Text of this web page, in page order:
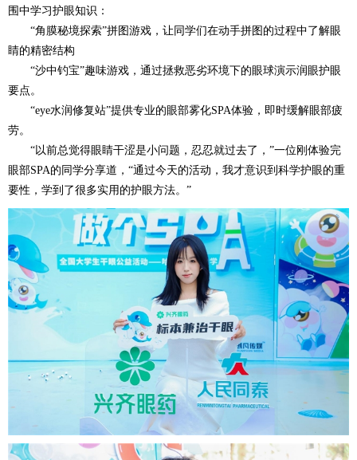
围中学习护眼知识：
“角膜秘境探索”拼图游戏，让同学们在动手拼图的过程中了解眼
睛的精密结构
“沙中钓宝”趣味游戏，通过拯救恶劣环境下的眼球演示润眼护眼
要点。
“eye水润修复站”提供专业的眼部雾化SPA体验，即时缓解眼部疲
劳。
“以前总觉得眼睛干涩是小问题，忍忍就过去了，”一位刚体验完
眼部SPA的同学分享道，“通过今天的活动，我才意识到科学护眼的重
要性，学到了很多实用的护眼方法。”